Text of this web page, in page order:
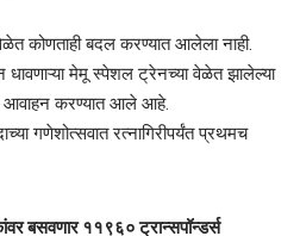
कोणताही बदल करण्यात आलेला नाही.
धावणाऱ्या मेमू स्पेशल ट्रेनच्या वेळेत झालेल्या
आवाहन करण्यात आले आहे.
गणेशोत्सवात रत्नागिरीपर्यंत प्रथमच
बसवणार ११९६० ट्रान्सपॉन्डर्स